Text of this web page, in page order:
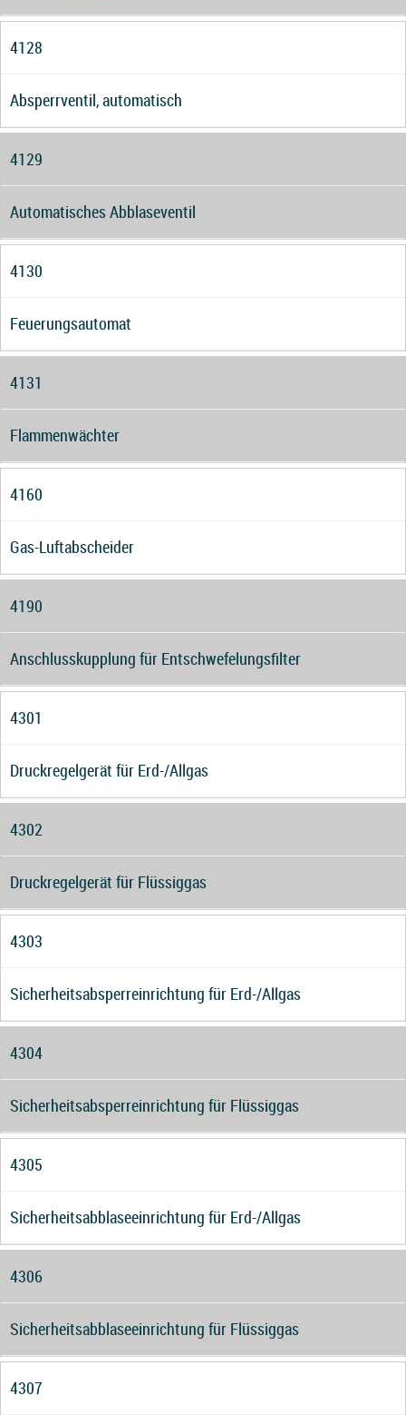
4128
Absperrventil, automatisch
4129
Automatisches Abblaseventil
4130
Feuerungsautomat
4131
Flammenwächter
4160
Gas-Luftabscheider
4190
Anschlusskupplung für Entschwefelungsfilter
4301
Druckregelgerät für Erd-/Allgas
4302
Druckregelgerät für Flüssiggas
4303
Sicherheitsabsperreinrichtung für Erd-/Allgas
4304
Sicherheitsabsperreinrichtung für Flüssiggas
4305
Sicherheitsabblaseeinrichtung für Erd-/Allgas
4306
Sicherheitsabblaseeinrichtung für Flüssiggas
4307